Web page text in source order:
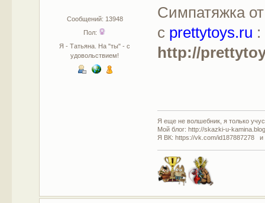
Сообщений: 13948
Пол:
Я - Татьяна. На "ты" - с
удовольствием!
Симпатяжка
с prettytoys.ru :
http://
Я еще не волшебник, я только
Мой блог: http://skazki-u-
Я ВК: https://vk.com/id187887278 и